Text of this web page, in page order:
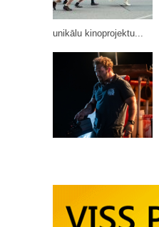
unikālu kinoprojektu...